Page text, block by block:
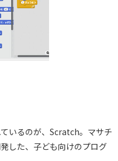
いるのが、Scratch。マサチ
した、子ども向けのプログ